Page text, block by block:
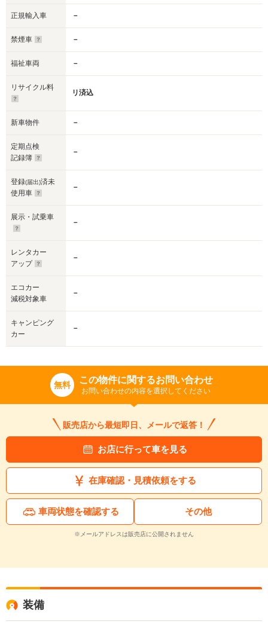
正規輸入車 －
禁煙車 －
福祉車両 －
リサイクル料
リ済込
新車物件 －
定期点検
記録簿
－
登録(届出)済未
使用車
－
展示・試乗車
－
レンタカー
アップ
－
エコカー
減税対象車
－
キャンピング
カー
－
無料 この物件に関するお問い合わせ
お問い合わせの内容を選択してください
販売店から最短即日、メールで返答！
お店に行って車を見る
在庫確認・見積依頼をする
車両状態を確認する その他
※メールアドレスは販売店に公開されません
装備